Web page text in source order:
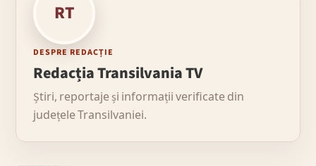
RT
DESPRE REDACȚIE
Redacția Transilvania TV
Știri, reportaje și informații verificate din
județele Transilvaniei.